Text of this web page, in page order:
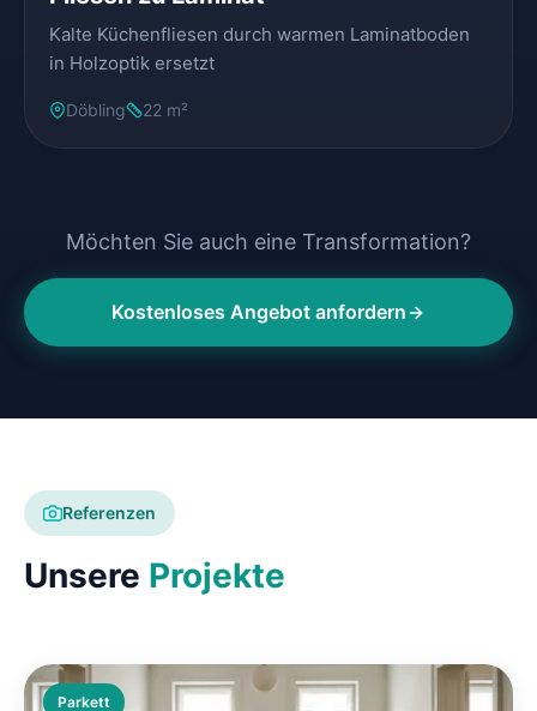
Kalte Küchenfliesen durch warmen Laminatboden
in Holzoptik ersetzt
Döbling 22 m²
Möchten Sie auch eine Transformation?
Kostenloses Angebot anfordern
Referenzen
Unsere Projekte
Parkett